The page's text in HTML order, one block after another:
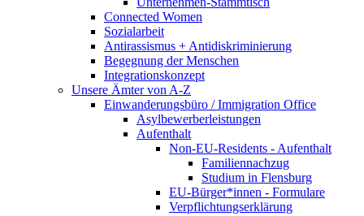
Connected Women
Sozialarbeit
Antirassismus + Antidiskriminierung
Begegnung der Menschen
Integrationskonzept
Unsere Ämter von A-Z
Einwanderungsbüro / Immigration Office
Asylbewerberleistungen
Aufenthalt
Non-EU-Residents - Aufenthalt
Familiennachzug
Studium in Flensburg
EU-Bürger*innen - Formulare
Verpflichtungserklärung